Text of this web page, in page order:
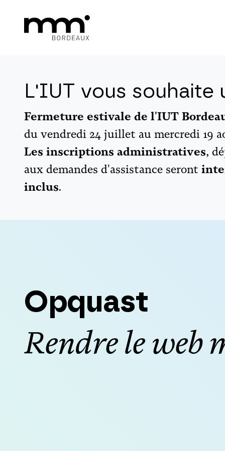
L'IUT vous souhaite
Fermeture estivale de l'IUT
du vendredi 24 juillet au mercredi 19
Les inscriptions administratives,
aux demandes d'assistance seront
inclus.
Opquast
Rendre le web